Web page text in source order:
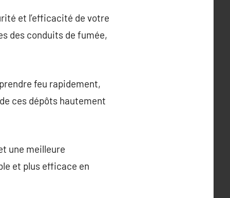
et l’efficacité de votre
des conduits de fumée,
feu rapidement,
ces dépôts hautement
une meilleure
et plus efficace en